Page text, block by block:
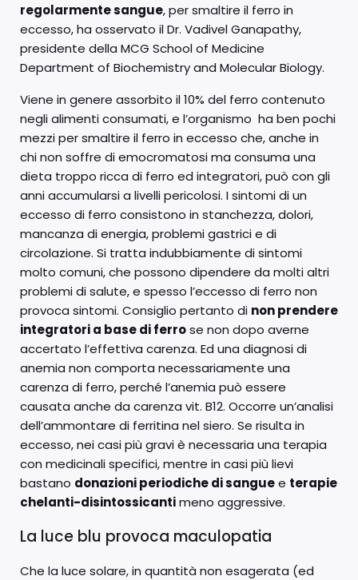
regolarmente sangue, per smaltire il ferro in
eccesso, ha osservato il Dr. Vadivel Ganapathy,
presidente della MCG School of Medicine
Department of Biochemistry and Molecular Biology.
Viene in genere assorbito il 10% del ferro contenuto
negli alimenti consumati, e l’organismo ha ben pochi
mezzi per smaltire il ferro in eccesso che, anche in
chi non soffre di emocromatosi ma consuma una
dieta troppo ricca di ferro ed integratori, può con gli
anni accumularsi a livelli pericolosi. I sintomi di un
eccesso di ferro consistono in stanchezza, dolori,
mancanza di energia, problemi gastrici e di
circolazione. Si tratta indubbiamente di sintomi
molto comuni, che possono dipendere da molti altri
problemi di salute, e spesso l’eccesso di ferro non
provoca sintomi. Consiglio pertanto di non prendere
integratori a base di ferrose non dopo averne
accertato l’effettiva carenza. Ed una diagnosi di
anemia non comporta necessariamente una
carenza di ferro, perché l’anemia può essere
causata anche da carenza vit. B12. Occorre un’analisi
dell’ammontare di ferritina nel siero. Se risulta in
eccesso, nei casi più gravi è necessaria una terapia
con medicinali specifici, mentre in casi più lievi
bastano donazioni periodiche di sanguee terapie
chelanti-disintossicantimeno aggressive.
La luce blu provoca maculopatia
Che la luce solare, in quantità non esagerata (ed